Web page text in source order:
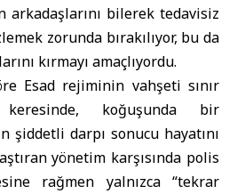
arkadaşlarını bilerek tedavisiz
zorunda bırakılıyor, bu da
kırmayı amaçlıyordu.
Esad rejiminin vahşeti sınır
keresinde, koğuşunda bir
darpı sonucu hayatını
yönetim karşısında polis
rağmen yalnızca “tekrar